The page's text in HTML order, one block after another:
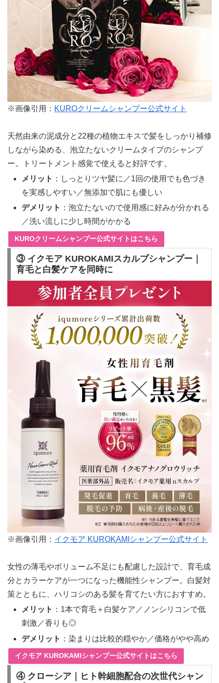
※画像引用： KUROクリームシャンプー公式サイト
天然由来の泥成分と22種の植物エキスで髪をしっかり補修
しながら染める、泡立たないクリームタイプのシャンプ
ー。トリートメント感覚で使えると好評です。
メリット ：しっとりツヤ髪に／1回の使用でも色づき
を実感しやすい／無添加で肌にも優しい
デメリット ：泡立たないので使用感に好みが分かれる
／洗い流しに少し時間がかかる
KUROクリームシャンプー公式サイトはこちら
③ イクモア KUROKAMIスカルプシャンプー｜
育毛と白髪ケアを同時に
※画像引用： イクモア KUROKAMIシャンプー公式サイト
女性の薄毛やボリューム不足にも配慮した設計で、育毛成
分とカラーケアが一つになった機能性シャンプー。白髪対
策とともに、ハリコシのある髪を育てたい方におすすめ。
メリット ：1本で育毛＋白髪ケア／ノンシリコンで低
刺激／香りも◎
デメリット ：染まりは比較的穏やか／価格がやや高め
イクモア KUROKAMIシャンプー公式サイトはこちら
④ クローシア｜ヒト幹細胞配合の次世代シャン